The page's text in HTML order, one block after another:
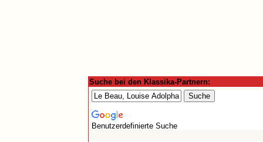
Suche bei den Klassika-Partnern:
Benutzerdefinierte Suche